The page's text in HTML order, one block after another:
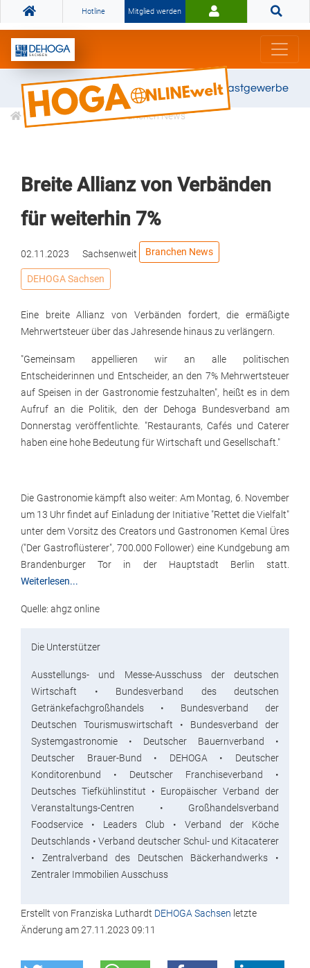
Hotline Mitglied werden
Gemeinsam stark für das Gastgewerbe
Informationen Branchen News
Breite Allianz von Verbänden
für weiterhin 7%
02.11.2023 Sachsenweit Branchen News
DEHOGA Sachsen
Eine breite Allianz von Verbänden fordert, die ermäßigte
Mehrwertsteuer über das Jahresende hinaus zu verlängern.
"Gemeinsam appellieren wir an alle politischen
Entscheiderinnen und Entscheider, an den 7% Mehrwertsteuer
auf Speisen in der Gastronomie festzuhalten", heißt es in dem
Aufruf an die Politik, den der Dehoga Bundesverband am
Donnerstag veröffentlichte. "Restaurants, Cafés und Caterer
haben eine hohe Bedeutung für Wirtschaft und Gesellschaft."
Die Gastronomie kämpft also weiter: Am Montag, 6. November
um 13 Uhr findet auf Einladung der Initiative "Rettet die Vielfalt"
unter dem Vorsitz des Creators und Gastronomen Kemal Üres
("Der Gastroflüsterer", 700.000 Follower) eine Kundgebung am
Brandenburger Tor in der Hauptstadt Berlin statt.
Weiterlesen...
Quelle: ahgz online
Die Unterstützer
Ausstellungs- und Messe-Ausschuss der deutschen
Wirtschaft • Bundesverband des deutschen
Getränkefachgroßhandels • Bundesverband der
Deutschen Tourismuswirtschaft • Bundesverband der
Systemgastronomie • Deutscher Bauernverband •
Deutscher Brauer-Bund • DEHOGA • Deutscher
Konditorenbund • Deutscher Franchiseverband •
Deutsches Tiefkühlinstitut • Europäischer Verband der
Veranstaltungs-Centren • Großhandelsverband
Foodservice • Leaders Club • Verband der Köche
Deutschlands • Verband deutscher Schul- und Kitacaterer
• Zentralverband des Deutschen Bäckerhandwerks •
Zentraler Immobilien Ausschuss
Erstellt von Franziska Luthardt DEHOGA Sachsen letzte
Änderung am27.11.2023 09:11